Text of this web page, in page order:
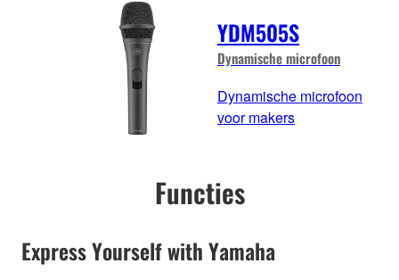
YDM505S
Dynamische microfoon
Dynamische microfoon
voor makers
Functies
Express Yourself with Yamaha